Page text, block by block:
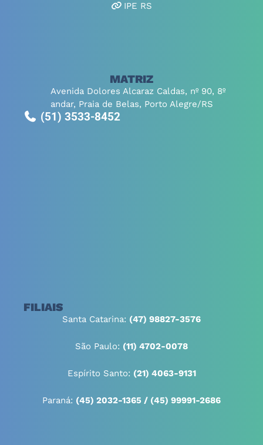
IPE RS
MATRIZ
Avenida Dolores Alcaraz Caldas, nº 90, 8º
andar, Praia de Belas, Porto Alegre/RS
(51) 3533-8452
FILIAIS
Santa Catarina: (47) 98827-3576
São Paulo: (11) 4702-0078
Espírito Santo: (21) 4063-9131
Paraná: (45) 2032-1365 / (45) 99991-2686